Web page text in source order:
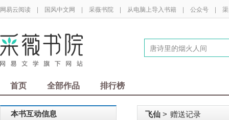
网易云阅读 | 国风中文网 | 采薇书院 | 从电脑上导入书籍 | 公众号 |
首页 全部作品 排行榜
本书互动信息 飞仙 > 赠送记录